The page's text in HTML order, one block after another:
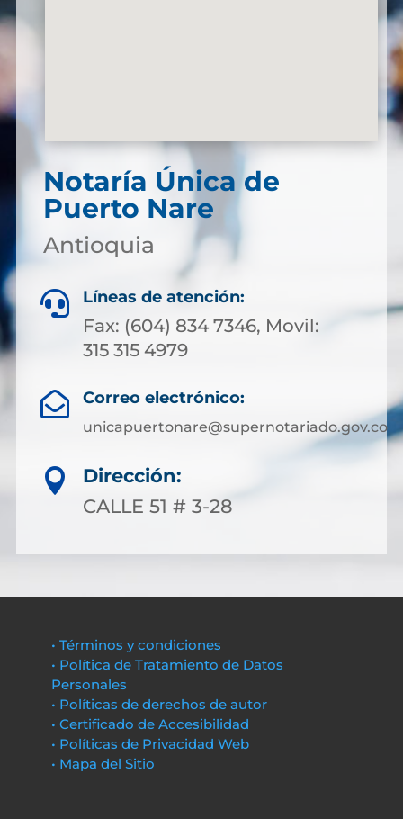
Notaría Única de
Puerto Nare
Antioquia
 Líneas de atención:
Fax: (604) 834 7346, Movil:
315 315 4979
 Correo electrónico:
unicapuertonare@supernotariado.gov.co

Dirección:
CALLE 51 # 3-28
• Términos y condiciones
• Política de Tratamiento de Datos
Personales
• Políticas de derechos de autor
• Certificado de Accesibilidad
• Políticas de Privacidad Web
• Mapa del Sitio